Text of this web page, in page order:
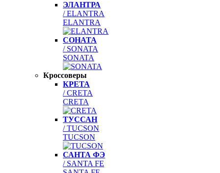
ЭЛАНТРА
/ ELANTRA
ELANTRA
СОНАТА
/ SONATA
SONATA
Кроссоверы
КРЕТА
/ CRETA
CRETA
ТУССАН
/ TUCSON
TUCSON
САНТА ФЭ
/ SANTA FE